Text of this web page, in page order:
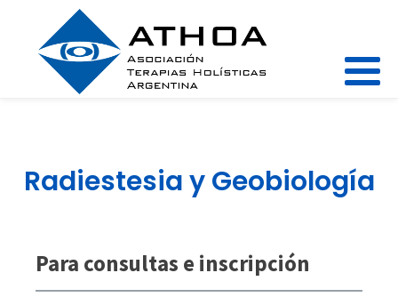
Radiestesia y Geobiología
Para consultas e inscripción